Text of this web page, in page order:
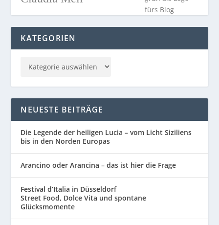
KATEGORIEN
NEUESTE BEITRÄGE
Die Legende der heiligen Lucia – vom Licht Siziliens
bis in den Norden Europas
Arancino oder Arancina – das ist hier die Frage
Festival d’Italia in Düsseldorf
Street Food, Dolce Vita und spontane
Glücksmomente